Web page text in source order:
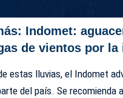
Indomet:
de vientos por la
estas lluvias, el Indomet
del país. Se recomienda